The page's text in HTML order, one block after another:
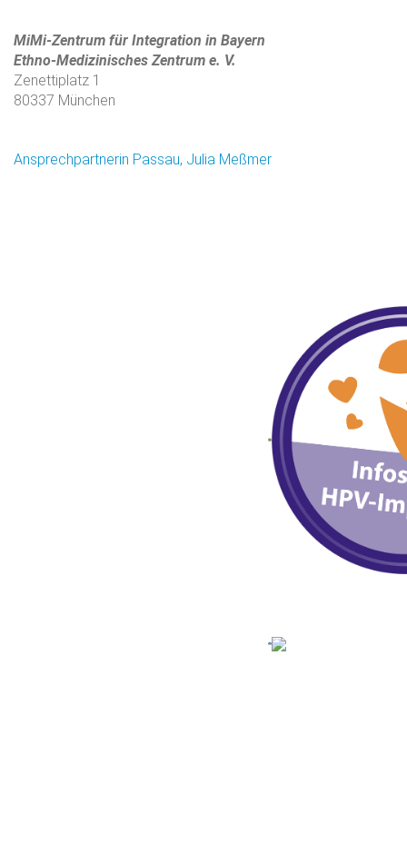
MiMi-Zentrum für Integration in Bayern
Ethno-Medizinisches Zentrum e. V.
Zenettiplatz 1
80337 München
Ansprechpartnerin Passau, Julia Meßmer